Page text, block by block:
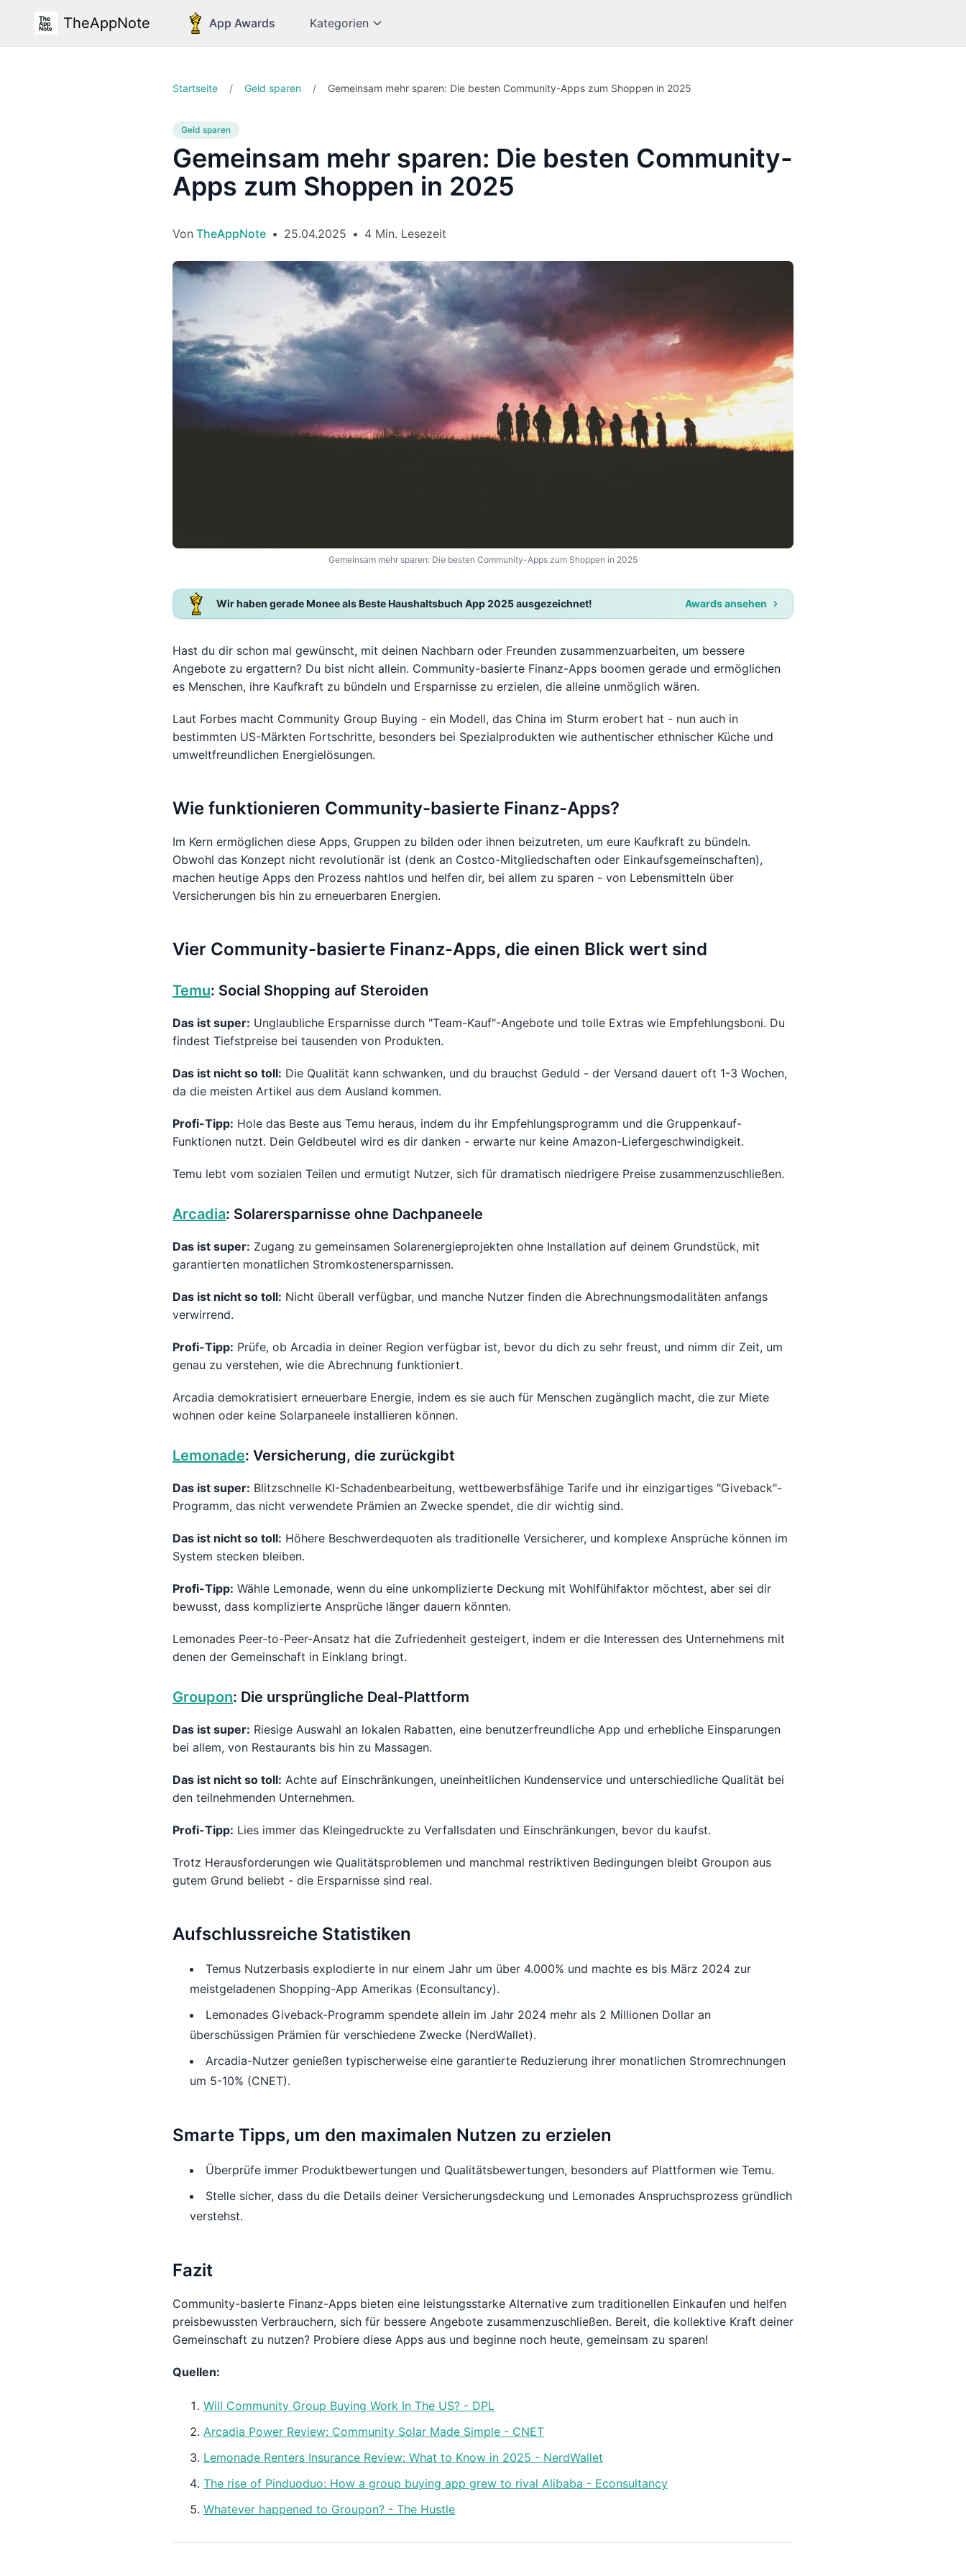
TheAppNote App Awards Kategorien
Startseite / Geld sparen / Gemeinsam mehr sparen: Die besten Community-Apps zum Shoppen in 2025
Geld sparen
Gemeinsam mehr sparen: Die besten Community-
Apps zum Shoppen in 2025
Von TheAppNote • 25.04.2025 • 4 Min. Lesezeit
Gemeinsam mehr sparen: Die besten Community-Apps zum Shoppen in 2025
Wir haben gerade Monee als Beste Haushaltsbuch App 2025 ausgezeichnet! Awards ansehen
Hast du dir schon mal gewünscht, mit deinen Nachbarn oder Freunden zusammenzuarbeiten, um bessere
Angebote zu ergattern? Du bist nicht allein. Community-basierte Finanz-Apps boomen gerade und ermöglichen
es Menschen, ihre Kaufkraft zu bündeln und Ersparnisse zu erzielen, die alleine unmöglich wären.
Laut Forbes macht Community Group Buying - ein Modell, das China im Sturm erobert hat - nun auch in
bestimmten US-Märkten Fortschritte, besonders bei Spezialprodukten wie authentischer ethnischer Küche und
umweltfreundlichen Energielösungen.
Wie funktionieren Community-basierte Finanz-Apps?
Im Kern ermöglichen diese Apps, Gruppen zu bilden oder ihnen beizutreten, um eure Kaufkraft zu bündeln.
Obwohl das Konzept nicht revolutionär ist (denk an Costco-Mitgliedschaften oder Einkaufsgemeinschaften),
machen heutige Apps den Prozess nahtlos und helfen dir, bei allem zu sparen - von Lebensmitteln über
Versicherungen bis hin zu erneuerbaren Energien.
Vier Community-basierte Finanz-Apps, die einen Blick wert sind
Temu: Social Shopping auf Steroiden
Das ist super: Unglaubliche Ersparnisse durch "Team-Kauf"-Angebote und tolle Extras wie Empfehlungsboni. Du
findest Tiefstpreise bei tausenden von Produkten.
Das ist nicht so toll: Die Qualität kann schwanken, und du brauchst Geduld - der Versand dauert oft 1-3 Wochen,
da die meisten Artikel aus dem Ausland kommen.
Profi-Tipp: Hole das Beste aus Temu heraus, indem du ihr Empfehlungsprogramm und die Gruppenkauf-
Funktionen nutzt. Dein Geldbeutel wird es dir danken - erwarte nur keine Amazon-Liefergeschwindigkeit.
Temu lebt vom sozialen Teilen und ermutigt Nutzer, sich für dramatisch niedrigere Preise zusammenzuschließen.
Arcadia: Solarersparnisse ohne Dachpaneele
Das ist super: Zugang zu gemeinsamen Solarenergieprojekten ohne Installation auf deinem Grundstück, mit
garantierten monatlichen Stromkostenersparnissen.
Das ist nicht so toll: Nicht überall verfügbar, und manche Nutzer finden die Abrechnungsmodalitäten anfangs
verwirrend.
Profi-Tipp: Prüfe, ob Arcadia in deiner Region verfügbar ist, bevor du dich zu sehr freust, und nimm dir Zeit, um
genau zu verstehen, wie die Abrechnung funktioniert.
Arcadia demokratisiert erneuerbare Energie, indem es sie auch für Menschen zugänglich macht, die zur Miete
wohnen oder keine Solarpaneele installieren können.
Lemonade: Versicherung, die zurückgibt
Das ist super: Blitzschnelle KI-Schadenbearbeitung, wettbewerbsfähige Tarife und ihr einzigartiges "Giveback"-
Programm, das nicht verwendete Prämien an Zwecke spendet, die dir wichtig sind.
Das ist nicht so toll: Höhere Beschwerdequoten als traditionelle Versicherer, und komplexe Ansprüche können im
System stecken bleiben.
Profi-Tipp: Wähle Lemonade, wenn du eine unkomplizierte Deckung mit Wohlfühlfaktor möchtest, aber sei dir
bewusst, dass komplizierte Ansprüche länger dauern könnten.
Lemonades Peer-to-Peer-Ansatz hat die Zufriedenheit gesteigert, indem er die Interessen des Unternehmens mit
denen der Gemeinschaft in Einklang bringt.
Groupon: Die ursprüngliche Deal-Plattform
Das ist super: Riesige Auswahl an lokalen Rabatten, eine benutzerfreundliche App und erhebliche Einsparungen
bei allem, von Restaurants bis hin zu Massagen.
Das ist nicht so toll: Achte auf Einschränkungen, uneinheitlichen Kundenservice und unterschiedliche Qualität bei
den teilnehmenden Unternehmen.
Profi-Tipp: Lies immer das Kleingedruckte zu Verfallsdaten und Einschränkungen, bevor du kaufst.
Trotz Herausforderungen wie Qualitätsproblemen und manchmal restriktiven Bedingungen bleibt Groupon aus
gutem Grund beliebt - die Ersparnisse sind real.
Aufschlussreiche Statistiken
Temus Nutzerbasis explodierte in nur einem Jahr um über 4.000% und machte es bis März 2024 zur
meistgeladenen Shopping-App Amerikas (Econsultancy).
Lemonades Giveback-Programm spendete allein im Jahr 2024 mehr als 2 Millionen Dollar an
überschüssigen Prämien für verschiedene Zwecke (NerdWallet).
Arcadia-Nutzer genießen typischerweise eine garantierte Reduzierung ihrer monatlichen Stromrechnungen
um 5-10% (CNET).
Smarte Tipps, um den maximalen Nutzen zu erzielen
Überprüfe immer Produktbewertungen und Qualitätsbewertungen, besonders auf Plattformen wie Temu.
Stelle sicher, dass du die Details deiner Versicherungsdeckung und Lemonades Anspruchsprozess gründlich
verstehst.
Fazit
Community-basierte Finanz-Apps bieten eine leistungsstarke Alternative zum traditionellen Einkaufen und helfen
preisbewussten Verbrauchern, sich für bessere Angebote zusammenzuschließen. Bereit, die kollektive Kraft deiner
Gemeinschaft zu nutzen? Probiere diese Apps aus und beginne noch heute, gemeinsam zu sparen!
Quellen:
Will Community Group Buying Work In The US? - DPL
Arcadia Power Review: Community Solar Made Simple - CNET
Lemonade Renters Insurance Review: What to Know in 2025 - NerdWallet
The rise of Pinduoduo: How a group buying app grew to rival Alibaba - Econsultancy
Whatever happened to Groupon? - The Hustle